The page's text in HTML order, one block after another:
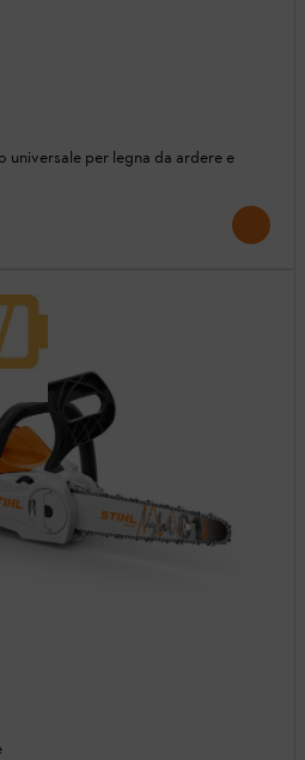
universale per legna da ardere e